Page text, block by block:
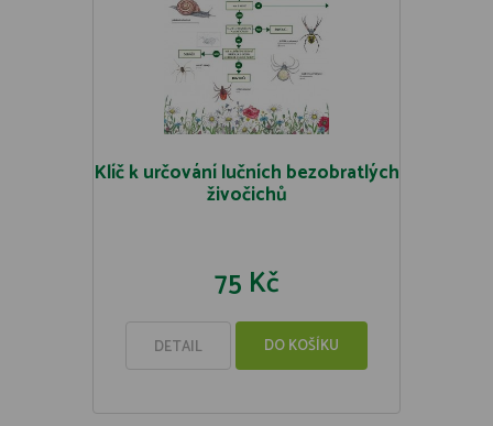
Klíč k určování lučních bezobratlých
živočichů
75 Kč
DETAIL DO KOŠÍKU